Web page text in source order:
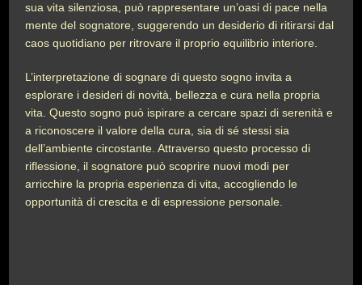
sua vita silenziosa, può rappresentare un’oasi di pace nella
mente del sognatore, suggerendo un desiderio di ritirarsi dal
caos quotidiano per ritrovare il proprio equilibrio interiore.
L’interpretazione di sognare di questo sogno invita a
esplorare i desideri di novità, bellezza e cura nella propria
vita. Questo sogno può ispirare a cercare spazi di serenità e
a riconoscere il valore della cura, sia di sé stessi sia
dell’ambiente circostante. Attraverso questo processo di
riflessione, il sognatore può scoprire nuovi modi per
arricchire la propria esperienza di vita, accogliendo le
opportunità di crescita e di espressione personale.